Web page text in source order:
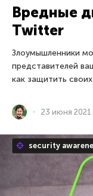
Вредные
Twitter
Злоумышленники
представителей
как защитить
23 июня 2021
security